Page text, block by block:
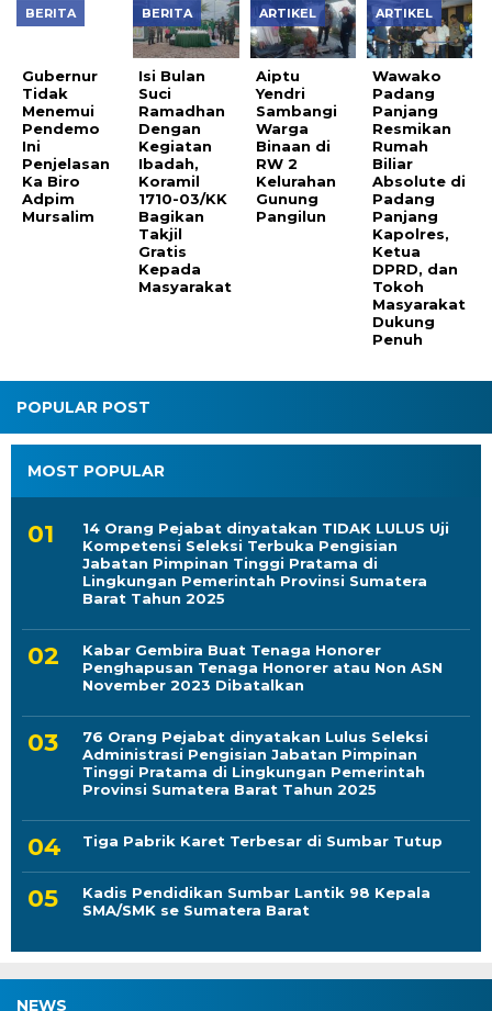
Menemui
Pendemo
Ka Biro
Adpim
Mursalim
Isi Bulan
Suci
Ramadhan
Dengan
Kegiatan
Ibadah,
Koramil
1710-03/KK
Bagikan
Takjil
Gratis
Kepada
Masyarakat
Aiptu
Yendri
Sambangi
Warga
Binaan di
RW 2
Kelurahan
Gunung
Pangilun
Wawako
Padang
Panjang
Resmikan
Rumah
Biliar
Absolute di
Padang
Panjang
Kapolres,
Ketua
DPRD, dan
Tokoh
Masyarakat
Dukung
Penuh
14 Orang Pejabat dinyatakan TIDAK LULUS Uji
Kompetensi Seleksi Terbuka Pengisian
Lingkungan Pemerintah Provinsi Sumatera
Barat Tahun 2025
Kabar Gembira Buat Tenaga Honorer
November 2023 Dibatalkan
76 Orang Pejabat dinyatakan Lulus Seleksi
Tinggi Pratama di Lingkungan Pemerintah
Provinsi Sumatera Barat Tahun 2025
Tiga Pabrik Karet Terbesar di Sumbar Tutup
Kadis Pendidikan Sumbar Lantik 98 Kepala
NEWS